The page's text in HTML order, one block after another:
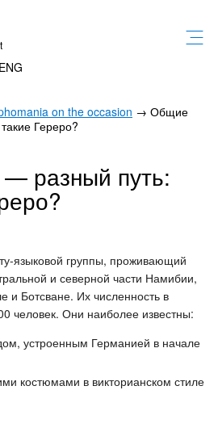
on the occasion → Общие
Гереро?
разный путь:
языковой группы, проживающий
и северной части Намибии,
и Ботсване. Их численность в
человек. Они наиболее известны:
устроенным Германией в начале
костюмами в викторианском стиле